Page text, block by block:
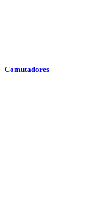
Comutadores